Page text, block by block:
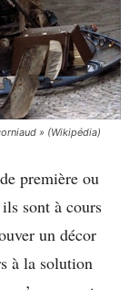
» (Wikipédia)
première ou
sont à cours
un décor
à la solution